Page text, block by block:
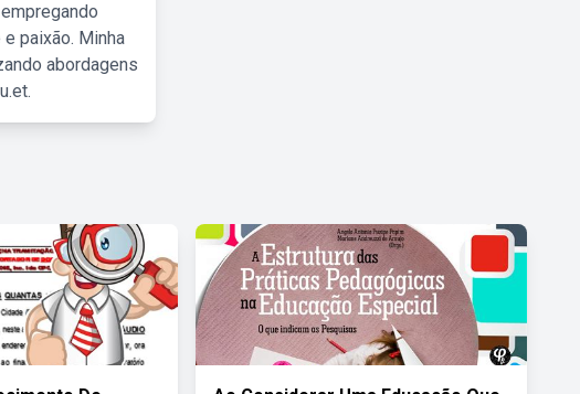
paixão. Minha
abordagens